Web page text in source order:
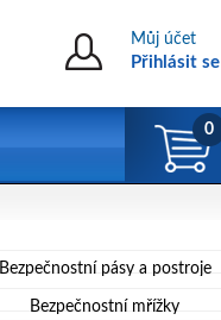
Můj účet
Přihlásit se
0
Bezpečnostní pásy a postroje
Bezpečnostní mřížky